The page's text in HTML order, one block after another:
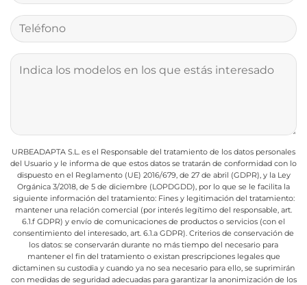
URBEADAPTA S.L. es el Responsable del tratamiento de los datos personales
del Usuario y le informa de que estos datos se tratarán de conformidad con lo
dispuesto en el Reglamento (UE) 2016/679, de 27 de abril (GDPR), y la Ley
Orgánica 3/2018, de 5 de diciembre (LOPDGDD), por lo que se le facilita la
siguiente información del tratamiento:Fines y legitimación del tratamiento:
mantener una relación comercial (por interés legítimo del responsable, art.
6.1.f GDPR) y envío de comunicaciones de productos o servicios (con el
consentimiento del interesado, art. 6.1.a GDPR). Criterios de conservación de
los datos: se conservarán durante no más tiempo del necesario para
mantener el fin del tratamiento o existan prescripciones legales que
dictaminen su custodia y cuando ya no sea necesario para ello, se suprimirán
con medidas de seguridad adecuadas para garantizar la anonimización de los